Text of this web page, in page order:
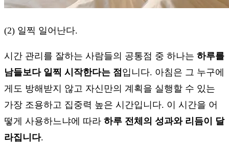
(2) 일찍 일어난다.
시간 관리를 잘하는 사람들의 공통점 중 하나는 하루를
남들보다 일찍 시작한다는 점 입니다. 아침은 그 누구에
게도 방해받지 않고 자신만의 계획을 실행할 수 있는
가장 조용하고 집중력 높은 시간입니다. 이 시간을 어
떻게 사용하느냐에 따라 하루 전체의 성과와 리듬이 달
라집니다.